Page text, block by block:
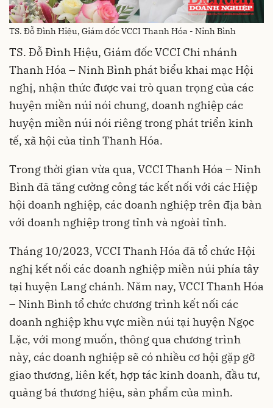
TS. Đỗ Đình Hiệu, Giám đốc VCCI Thanh Hóa - Ninh Bình
TS. Đỗ Đình Hiệu, Giám đốc VCCI Chi nhánh
Thanh Hóa – Ninh Bình phát biểu khai mạc Hội
nghị, nhận thức được vai trò quan trọng của các
huyện miền núi nói chung, doanh nghiệp các
huyện miền núi nói riêng trong phát triển kinh
tế, xã hội của tỉnh Thanh Hóa.
Trong thời gian vừa qua, VCCI Thanh Hóa – Ninh
Bình đã tăng cường công tác kết nối với các Hiệp
hội doanh nghiệp, các doanh nghiệp trên địa bàn
với doanh nghiệp trong tỉnh và ngoài tỉnh.
Tháng 10/2023, VCCI Thanh Hóa đã tổ chức Hội
nghị kết nối các doanh nghiệp miền núi phía tây
tại huyện Lang chánh. Năm nay, VCCI Thanh Hóa
– Ninh Bình tổ chức chương trình kết nối các
doanh nghiệp khu vực miền núi tại huyện Ngọc
Lặc, với mong muốn, thông qua chương trình
này, các doanh nghiệp sẽ có nhiều cơ hội gặp gỡ
giao thương, liên kết, hợp tác kinh doanh, đầu tư,
quảng bá thương hiệu, sản phẩm của mình.